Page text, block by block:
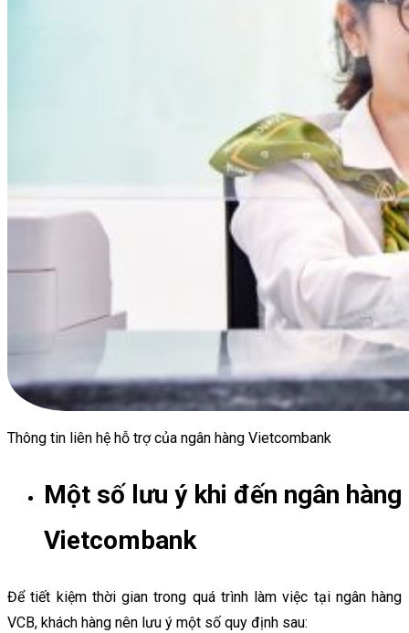
Thông tin liên hệ hỗ trợ của ngân hàng Vietcombank
Một số lưu ý khi đến ngân hàng
Vietcombank
Để tiết kiệm thời gian trong quá trình làm việc tại ngân hàng
VCB, khách hàng nên lưu ý một số quy định sau: